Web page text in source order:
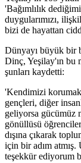
'Bağımlılık
duygularımızı,
bizi de hayattan
Dünyayı büyük bir
Dinç, Yeşilay'ın bu
şunları kaydetti:
'Kendimizi
gençleri, diğer
geliyorsa gücümüz
gönüllüsü
dışına çıkarak
için bir adım atmış.
teşekkür ediyorum